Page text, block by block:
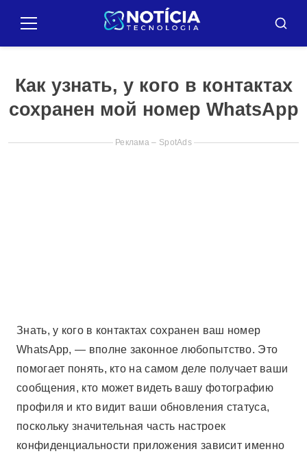
paraМеню
Как узнать, у кого в контактах
сохранен мой номер WhatsApp
Реклама – SpotAds
Знать, у кого в контактах сохранен ваш номер
WhatsApp, — вполне законное любопытство. Это
помогает понять, кто на самом деле получает ваши
сообщения, кто может видеть вашу фотографию
профиля и кто видит ваши обновления статуса,
поскольку значительная часть настроек
конфиденциальности приложения зависит именно